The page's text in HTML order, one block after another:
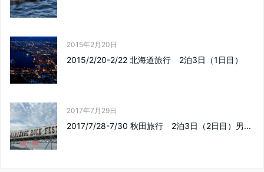
2015年2月20日
2015/2/20-2/22 北海道旅行 2泊3日（1日目）
2017年7月29日
2017/7/28-7/30 秋田旅行 2泊3日（2日目）男...